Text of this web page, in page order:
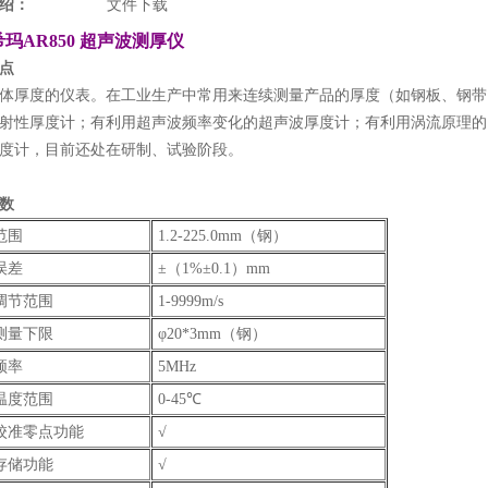
： 文件下载
玛AR850 超声波测厚仪
厚度的仪表。在工业生产中常用来连续测量产品的厚度（如钢板、钢
性厚度计；有利用超声波频率变化的超声波厚度计；有利用涡流原理
计，目前还处在研制、试验阶段。
围
1.2-225.0mm（钢）
差
±（1%±0.1）mm
节范围
1-9999m/s
量下限
φ20*3mm（钢）
率
5MHz
度范围
0-45℃
准零点功能
√
储功能
√